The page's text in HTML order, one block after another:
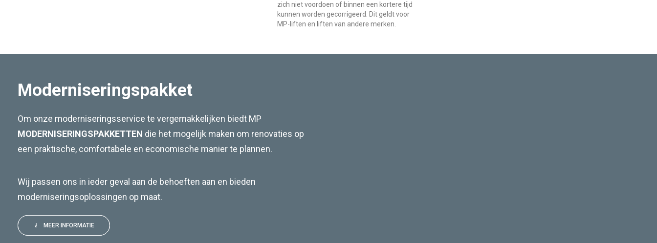
zich niet voordoen of binnen een kortere tijd
kunnen worden gecorrigeerd. Dit geldt voor
MP-liften en liften van andere merken.
Moderniseringspakket
Om onze moderniseringsservice te vergemakkelijken biedt MP
MODERNISERINGSPAKKETTEN die het mogelijk maken om renovaties op
een praktische, comfortabele en economische manier te plannen.
Wij passen ons in ieder geval aan de behoeften aan en bieden
moderniseringsoplossingen op maat.
MEER INFORMATIE